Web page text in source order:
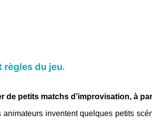
règles du jeu.
de petits matchs d’improvisation, à
animateurs inventent quelques petits